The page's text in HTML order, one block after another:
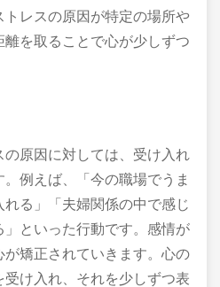
レスの原因が特定の場所や
離を取ることで心が少しずつ
原因に対しては、受け入れ
例えば、「今の職場でうま
れる」「夫婦関係の中で感じ
」といった行動です。感情が
矯正されていきます。心の
け入れ、それを少しずつ表